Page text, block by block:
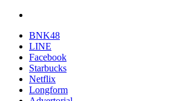
BNK48
LINE
Facebook
Starbucks
Netflix
Longform